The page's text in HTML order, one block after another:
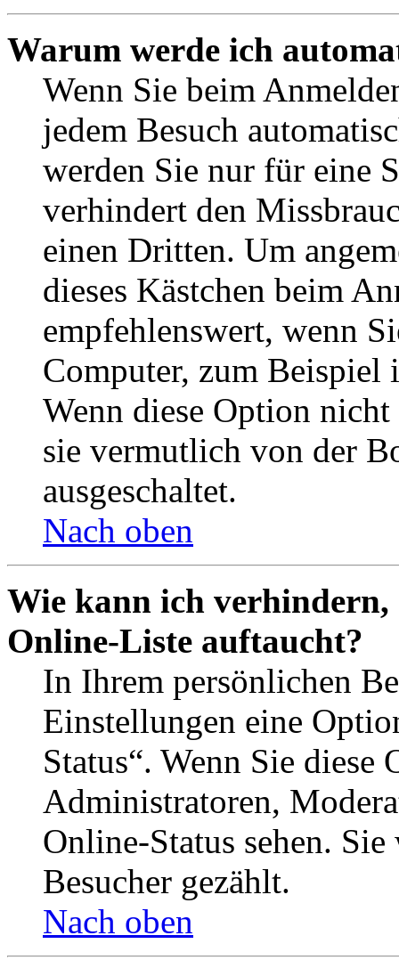
Warum werde ich
Wenn Sie beim
jedem Besuch
werden Sie nur für eine
verhindert den
einen Dritten. Um
dieses Kästchen beim
empfehlenswert, wenn
Computer, zum Beispiel
Wenn diese Option
sie vermutlich von der
ausgeschaltet.
Nach oben
Wie kann ich verhindern,
Online-Liste auftaucht?
In Ihrem persönlichen
Einstellungen eine
Status“. Wenn Sie
Administratoren,
Online-Status sehen.
Besucher gezählt.
Nach oben